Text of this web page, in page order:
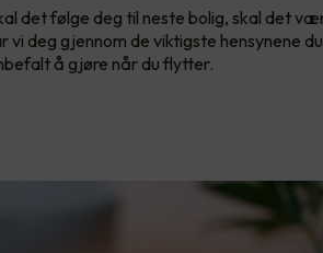
det følge deg til neste bolig, skal det
vi deg gjennom de viktigste hensynene
å gjøre når du flytter.